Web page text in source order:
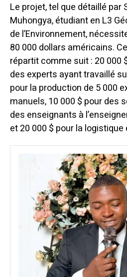
Le projet, tel que détaillé par
Muhongya, étudiant en L3
de l’Environnement,
80 000 dollars américains.
répartit comme suit : 20 000
des experts ayant travaillé
pour la production de 5 000
manuels, 10 000 $ pour des
des enseignants à
et 20 000 $ pour la